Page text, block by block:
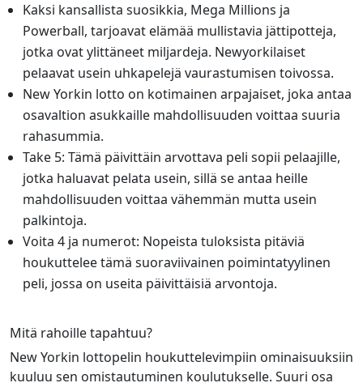
Kaksi kansallista suosikkia, Mega Millions ja
Powerball, tarjoavat elämää mullistavia jättipotteja,
jotka ovat ylittäneet miljardeja. Newyorkilaiset
pelaavat usein uhkapelejä vaurastumisen toivossa.
New Yorkin lotto on kotimainen arpajaiset, joka antaa
osavaltion asukkaille mahdollisuuden voittaa suuria
rahasummia.
Take 5: Tämä päivittäin arvottava peli sopii pelaajille,
jotka haluavat pelata usein, sillä se antaa heille
mahdollisuuden voittaa vähemmän mutta usein
palkintoja.
Voita 4 ja numerot: Nopeista tuloksista pitäviä
houkuttelee tämä suoraviivainen poimintatyylinen
peli, jossa on useita päivittäisiä arvontoja.
Mitä rahoille tapahtuu?
New Yorkin lottopelin houkuttelevimpiin ominaisuuksiin
kuuluu sen omistautuminen koulutukselle. Suuri osa